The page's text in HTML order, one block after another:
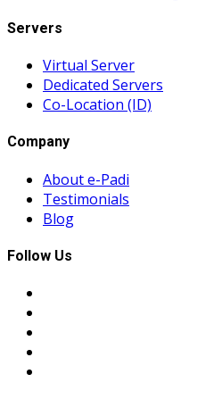
Servers
Virtual Server
Dedicated Servers
Co-Location (ID)
Company
About e-Padi
Testimonials
Blog
Follow Us